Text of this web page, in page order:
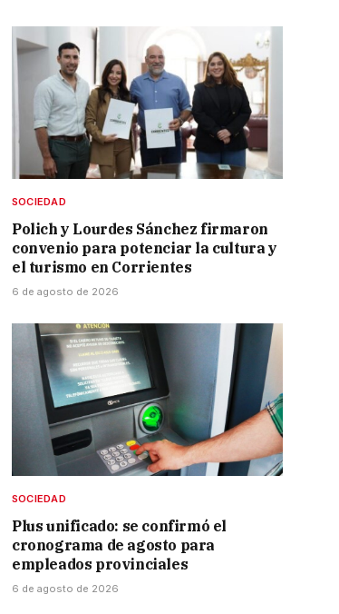
SOCIEDAD
Polich y Lourdes Sánchez firmaron
convenio para potenciar la cultura y
el turismo en Corrientes
6 de agosto de 2026
SOCIEDAD
Plus unificado: se confirmó el
cronograma de agosto para
empleados provinciales
6 de agosto de 2026